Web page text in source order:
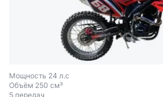
Мощность 24 л.с
Объём 250 см³
5 передач